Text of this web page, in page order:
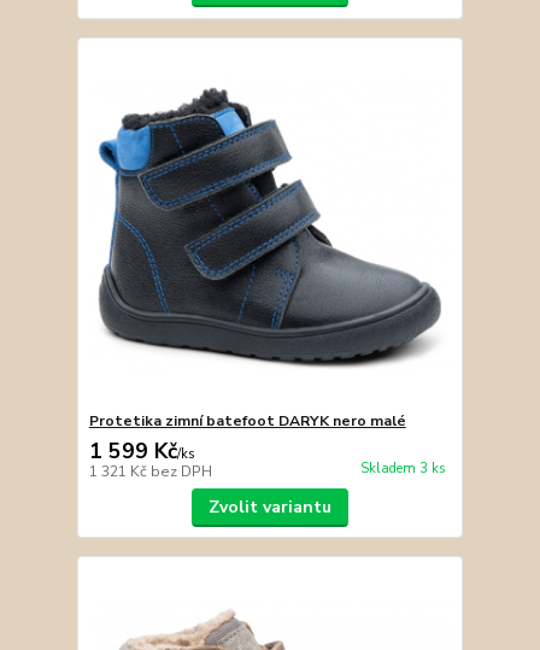
Protetika zimní batefoot DARYK nero malé
1 599 Kč/ks
1 321 Kč bez DPH Skladem 3 ks
Zvolit variantu